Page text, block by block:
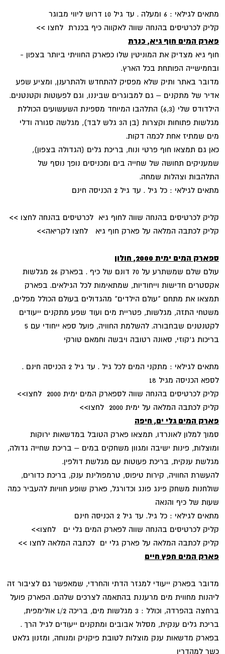
מתאים לגילאי : 6 ומעלה . עד גיל 10 דרוש ליווי מבוגר
קליק לכרטיסים בהנחה שווה לאקווה כיף בכנרת לחצו >>
פארק המים חוף גיא, כנרת
חוף גיא מצדיק את המוניטין שלו כפארק החוויתי ביותר בצפון -
ובחמישייה הפותחת בכל הארץ.
מדובר באתר ותיק שלא מפסיק להתחדש ולהתרענן, ומציע שפע
אדיר של מתקנים – גם למבוגרים שביננו, וגם לפעוטות וקטנטנים.
הילדודס שלי (6,3) התלהבו המיוחד מספינת השעשועים הכוללת
מגלשות פתוחות וקצרות (בן ה3 גלש לבד), מגלשה סגורה ודלי
מים שמתיז אחת לכמה דקות.
כאן גם תמצאו חוף פרטי ונוח, בריכת גלים (הגדולה בצפון),
שמעניקים תחושה של שחייה בים ומכניסים נופך נוסף של
התלהבות וצהלות שמחה.
מתאים לגילאי : כל גיל . עד גיל 2 הכניסה חינם
קליק לכרטיסים בהנחה שווה לחוף גיא לכרטיסים בהנחה לחצו >>
קליק לכתבה המלאה על פארק חוף גיא לחצו לקריאה>>
ספארק המים ימית 2000, חולון
עולם שלם שמשתרע על 70 דונם של כיף . בפארק 26 מגלשות
אקסטרים חדישות וייחודיות, שמתאימות לכל הגילאים. בפארק
תמצאו את מתחם "עולם הילדים" מהגדולים בעולם הכולל מפלים,
משטחי התזה, מגלשות, פטריית מים ועוד שפע מתקנים ייעודים
לקטנטנים שבחבורה. להשלמת החוויה, פועל ספא ייחודי עם 5
בריכות ג'קוזי, סאונה רטובה ויבשה וחמאם טורקי
מתאים לגילאי : מתקני המים לכל גיל . עד גיל 2 הכניסה חינם .
לספא הכניסה מגיל 18
קליק לכרטיסים בהנחה שווה לספארק המים ימית 2000 לחצו>>
קליק לכתבה המלאה על ימית 2000 לחצו>>
פארק המים גלי ים, חיפה
סמוך למלון לאונרדו, תמצאו פארק הטובל במדשאות ירוקות
ומוצלות, פינות ישיבה ומגוון משחקים במים – בריכת שחייה גדולה,
מגלשת ענקית, בריכת פעוטות עם מגלשת דולפין.
להעשרת החוויה, קירות טיפוס, טרמפולינת ענק, בריכת כדורים,
שולחנות משחק פינג פונג וכדורגל, פארק שופע חוויות להעביר כמה
שעות של כיף והנאה
מתאים לגילאי : כל גיל. עד גיל 2 הכניסה חינם
קליק לכרטיסים בהנחה שווה לפארק המים גלי ים לחצו>>
קליק לכתבה המלאה על פארק גלי ים לכתבה המלאה לחצו >>
פארק המים חפץ חיים
מדובר בפארק ייעודי למגזר הדתי והחרדי, שמאפשר גם לציבור זה
ליהנות מחווית מים מרעננת בהתאמה לצרכים שלהם. הפארק פועל
ברחצה בהפרדה, וכולל : 3 מגלשות מים, בריכה 1/2 אולימפית,
בריכת גלים ענקית, מסלול אבובים ומתקנים ייעודים לגיל הרך .
בפארק מדשאות ענק מוצלות לטובת פיקניק ומנוחה, ומזנון גלאט
כשר למהדרין